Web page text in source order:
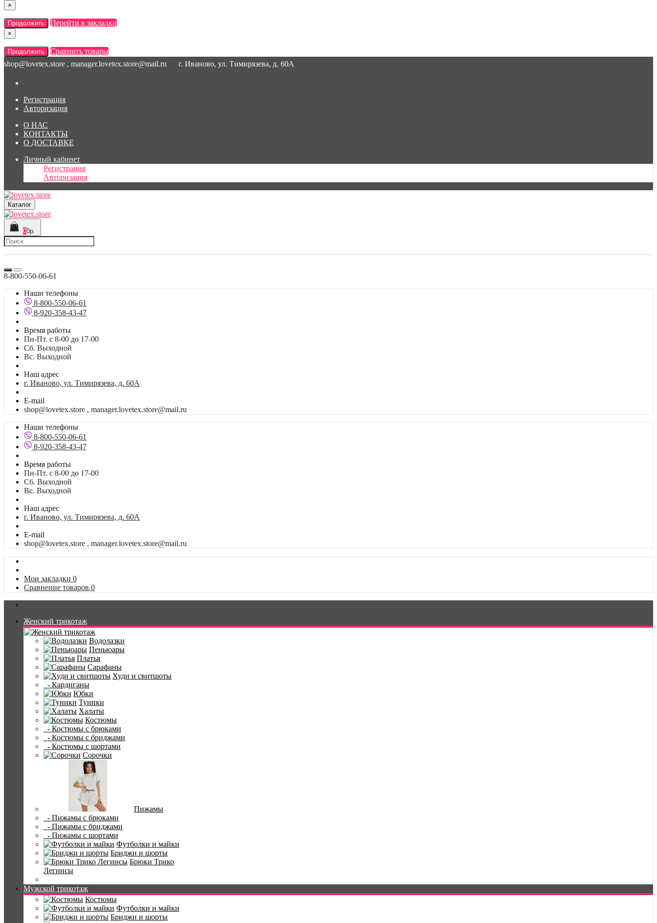
×
Продолжить Перейти в закладки
×
Продолжить
Сравнить товары
shop@lovetex.store , manager.lovetex.store@mail.ru
г. Иваново, ул. Тимирязева, д. 60А
Регистрация
Авторизация
О НАС
КОНТАКТЫ
О ДОСТАВКЕ
Личный кабинет
Регистрация
Авторизация
Каталог
00р.
8-800-550-06-61
Наши телефоны
8-800-550-06-61
8-920-358-43-47
Время работы
Пн-Пт. с 8-00 до 17-00
Сб. Выходной
Вс. Выходной
Наш адрес
г. Иваново, ул. Тимирязева, д. 60А
E-mail
shop@lovetex.store , manager.lovetex.store@mail.ru
Наши телефоны
8-800-550-06-61
8-920-358-43-47
Время работы
Пн-Пт. с 8-00 до 17-00
Сб. Выходной
Вс. Выходной
Наш адрес
г. Иваново, ул. Тимирязева, д. 60А
E-mail
shop@lovetex.store , manager.lovetex.store@mail.ru
Мои закладки 0
Сравнение товаров 0
Женский трикотаж
Водолазки
Пеньюары
Платья
Сарафаны
Худи и свитшоты
- Кардиганы
Юбки
Туники
Халаты
Костюмы
- Костюмы с брюками
- Костюмы с бриджами
- Костюмы с шортами
Сорочки
Пижамы
- Пижамы с брюками
- Пижамы с бриджами
- Пижамы с шортами
Футболки и майки
Бриджи и шорты
Брюки Трико
Легинсы
Мужской трикотаж
Костюмы
Футболки и майки
Бриджи и шорты